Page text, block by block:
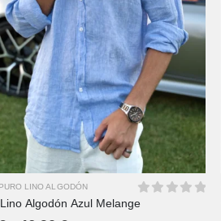
XS S
L XL 2XL
3XL 4XL
PURO LINO ALGODÓN
0
Algodón Azul Melange